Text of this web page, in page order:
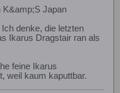
Japan
denke, die letzten
Ikarus Dragstair ran als
feine Ikarus
weil kaum kaputtbar.